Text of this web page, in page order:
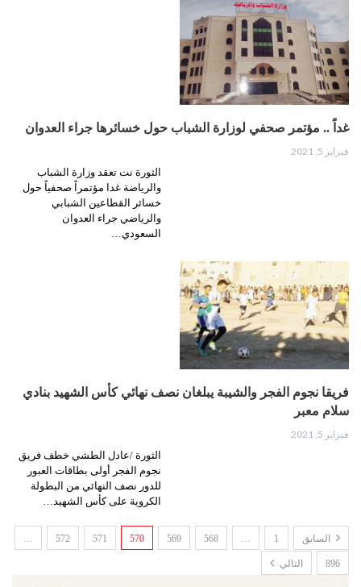
غداً .. مؤتمر صحفي لوزارة الشباب حول خسائرها جراء العدوان
فبراير 5, 2021
الثورة نت تعقد وزارة الشباب
والرياضة غدا مؤتمراً صحفياً حول
خسائر القطاعين الشبابي
والرياضي جراء العدوان
السعودي…
فريقا نجوم الفجر والشيبة يبلغان نصف نهائي كأس الشهيد بنادي
سلام معبر
فبراير 5, 2021
الثورة /عادل الطشي خطف فريق
نجوم الفجر أولى بطاقات العبور
للدور نصف النهائي من البطولة
الكروية على كأس الشهيد…
السابق 1
…
568
569
570
571
572
…
896 التالي